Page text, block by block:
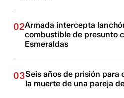
02Armada intercepta
combustible de presunto
Esmeraldas
03Seis años de prisión
la muerte de una pareja